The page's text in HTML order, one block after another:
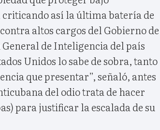
así la última batería de
altos cargos del Gobierno de
de Inteligencia del país
Unidos lo sabe de sobra, tanto
que presentar”, señaló, antes
del odio trata de hacer
para justificar la escalada de su